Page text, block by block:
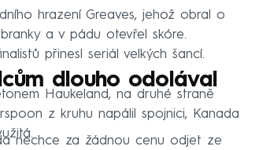
hrazení Greaves, jehož obral o
a v pádu otevřel skóre.
přinesl seriál velkých šancí.
dlouho odolával
Haukeland, na druhé straně
z kruhu napálil spojnici, Kanada
nechce za žádnou cenu odjet ze